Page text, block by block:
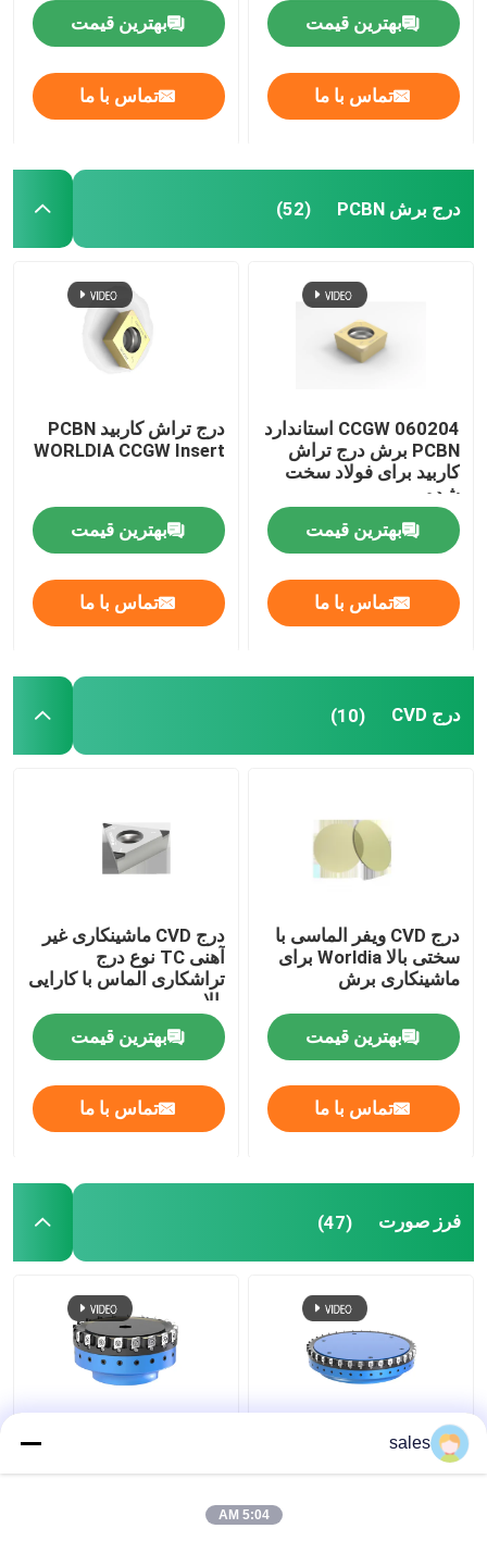
بهترین قیمت
تماس با ما
بهترین قیمت
تماس با ما
درج برش PCBN (52)
CCGW 060204 استاندارد
PCBN برش درج تراش
کاربید برای فولاد سخت
شده
بهترین قیمت
تماس با ما
درج تراش کاربید PCBN
WORLDIA CCGW Insert
بهترین قیمت
تماس با ما
درج CVD (10)
درج CVD ویفر الماسی با
سختی بالا Worldia برای
ماشینکاری برش
بهترین قیمت
تماس با ما
درج CVD ماشینکاری غیر
آهنی TC نوع درج
تراشکاری الماس با کارایی
بالا
بهترین قیمت
تماس با ما
فرز صورت (47)
غیرقابل نمایش
برش فرز صورت غیرآهنی
sales
5:04 AM